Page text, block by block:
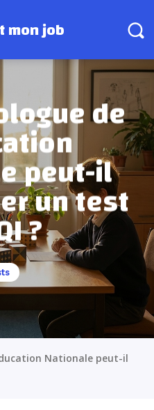
mon job
de
peut-il
un test
?
Nationale peut-il